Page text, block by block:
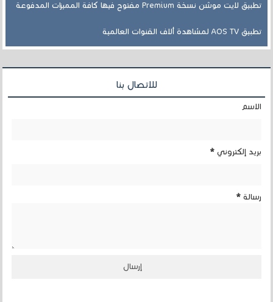
تطبيق لايت موشن نسخة Premium مفتوح فيها كافة المميزات المدفوعة
تطبيق AOS TV لمشاهدة ألاف القنوات العالمية
للاتصال بنا
الاسم
بريد إلكتروني*
رسالة*